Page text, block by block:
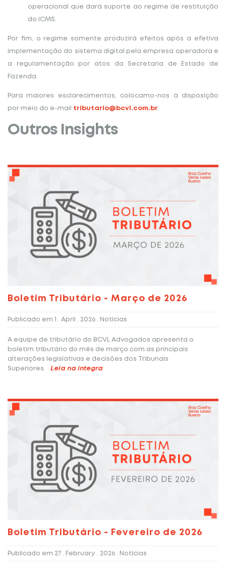
operacional que dará suporte ao regime de restituição
do ICMS.
Por fim, o regime somente produzirá efeitos após a efetiva
implementação do sistema digital pela empresa operadora e
a regulamentação por atos da Secretaria de Estado de
Fazenda.
Para maiores esclarecimentos, colocamo-nos à disposição
por meio do e-mail tributario@bcvl.com.br
Outros Insights
Boletim Tributário - Março de 2026
Publicado em 1 . April . 2026 . Notícias
A equipe de tributário do BCVL Advogados apresenta o
boletim tributário do mês de março com as principais
alterações legislativas e decisões dos Tribunais
Superiores.
Leia na íntegra
Boletim Tributário - Fevereiro de 2026
Publicado em 27 . February . 2026 . Notícias